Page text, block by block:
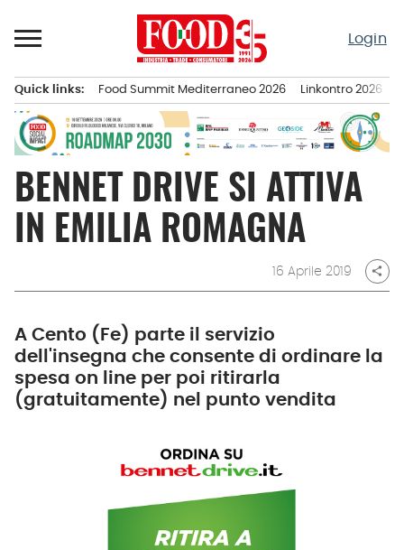
al
Login
principale
Quick links: Food Summit Mediterraneo 2026 Linkontro 2026
BENNET DRIVE SI ATTIVA
IN EMILIA ROMAGNA
16 Aprile 2019 share
A Cento (Fe) parte il servizio
dell'insegna che consente di ordinare la
spesa on line per poi ritirarla
(gratuitamente) nel punto vendita